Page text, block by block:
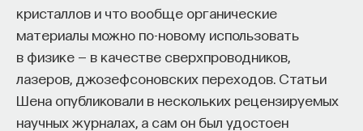
кристаллов и что вообще органические
материалы можно по-новому использовать
в физике — в качестве сверхпроводников,
лазеров, джозефсоновских переходов. Статьи
Шена опубликовали в нескольких рецензируемых
научных журналах, а сам он был удостоен